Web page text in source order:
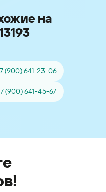
на
(900) 641-23-06
(900) 641-45-67